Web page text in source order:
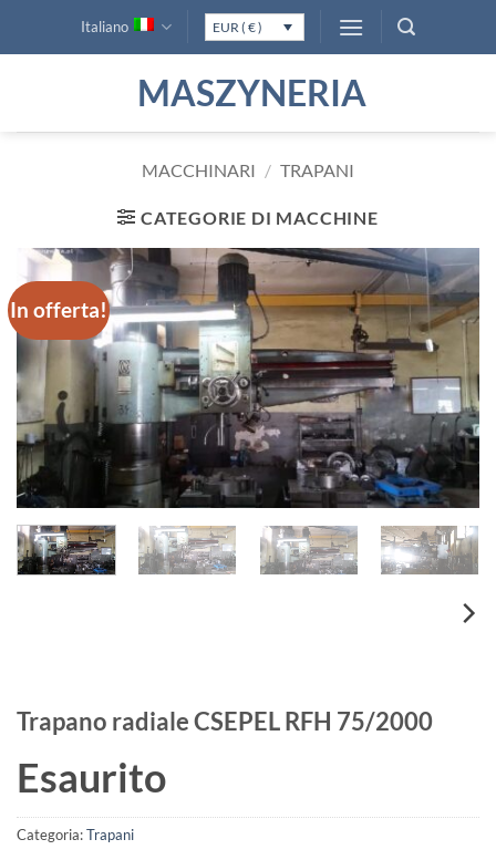
Italiano EUR ( € )
MASZYNERIA
MACCHINARI / TRAPANI
CATEGORIE DI MACCHINE
In offerta!
Trapano radiale CSEPEL RFH 75/2000
Esaurito
Categoria:Trapani